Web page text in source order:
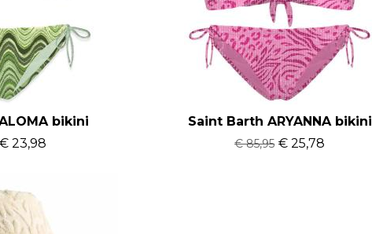
bikini
€ 23,98
Saint Barth ARYANNA bikini
€ 85,95 € 25,78